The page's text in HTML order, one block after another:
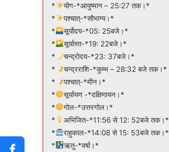
*
योग-*आयुष्मान – 25:27 तक।*
*
पश्चात्-*सौभाग्य।*
*
सूर्योदय-*05: 25बजे।*
*
सूर्यास्त-*19: 22बजे।*
*
चन्द्रोदय-*23: 37बजे।*
*
चन्द्रराशि-*कुम्भ – 28:32 बजे तक।*
*
पश्चात्-*मीन।*
*
सूर्यायण -*दक्षिणायन।*
*
गोल-*उत्तरगोल।*
*
अभिजित-*11:56 से 12: 52बजे तक।*
*
राहुकाल-*14:08 से 15: 53बजे तक।*
*
ऋतु-*वर्षा।*